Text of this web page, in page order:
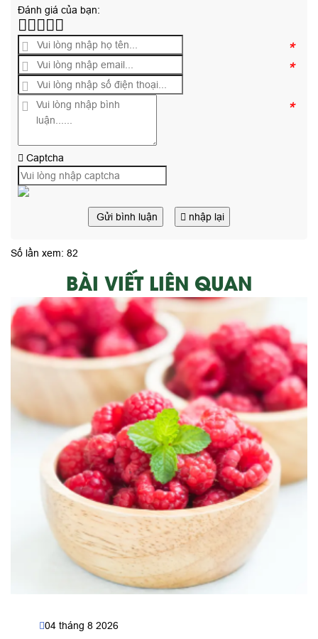
Đánh giá của bạn:
*
*
*
Captcha
Gửi bình luận nhập lại
Số lần xem: 82
BÀI VIẾT LIÊN QUAN
04 tháng 8 2026